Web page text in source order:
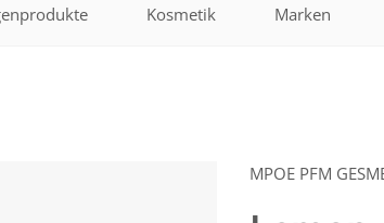
Kosmetik Marken
MPOE PFM